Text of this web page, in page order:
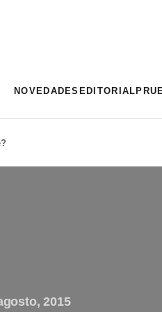
NOVEDADES EDITORIAL
2015